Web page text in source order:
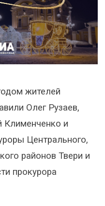
жителей
Олег Рузаев,
Клименченко и
Центрального,
районов Твери и
прокурора